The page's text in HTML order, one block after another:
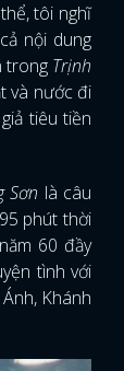
tôi nghĩ
nội dung
trong Trịnh
và nước đi
tiêu tiền
Sơn là câu
phút thời
60 đầy
tình với
Khánh